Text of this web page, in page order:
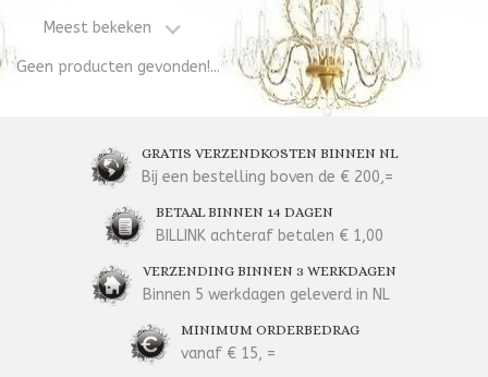
Meest bekeken
Geen producten gevonden!...
GRATIS VERZENDKOSTEN BINNEN NL
Bij een bestelling boven de € 200,=
BETAAL BINNEN 14 DAGEN
BILLINK achteraf betalen € 1,00
VERZENDING BINNEN 3 WERKDAGEN
Binnen 5 werkdagen geleverd in NL
MINIMUM ORDERBEDRAG
vanaf € 15, =